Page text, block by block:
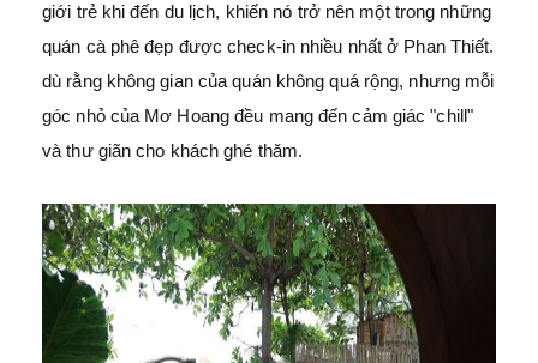
giới trẻ khi đến du lịch, khiến nó trở nên một trong những
quán cà phê đẹp được check-in nhiều nhất ở Phan Thiết.
dù rằng không gian của quán không quá rộng, nhưng mỗi
góc nhỏ của Mơ Hoang đều mang đến cảm giác "chill"
và thư giãn cho khách ghé thăm.